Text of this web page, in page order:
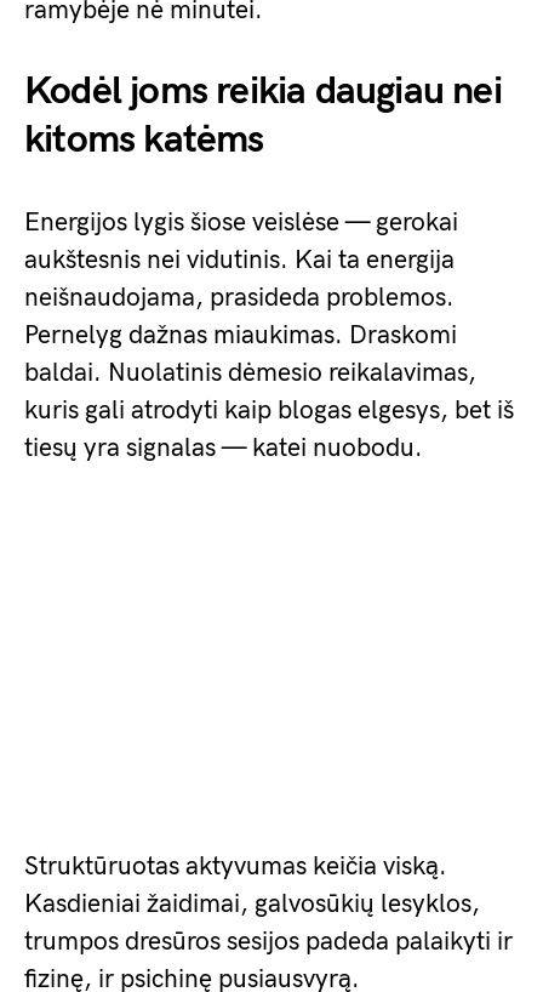
ramybėje nė minutei.
Kodėl joms reikia daugiau nei
kitoms katėms
Energijos lygis šiose veislėse — gerokai
aukštesnis nei vidutinis. Kai ta energija
neišnaudojama, prasideda problemos.
Pernelyg dažnas miaukimas. Draskomi
baldai. Nuolatinis dėmesio reikalavimas,
kuris gali atrodyti kaip blogas elgesys, bet iš
tiesų yra signalas — katei nuobodu.
Struktūruotas aktyvumas keičia viską.
Kasdieniai žaidimai, galvosūkių lesyklos,
trumpos dresūros sesijos padeda palaikyti ir
fizinę, ir psichinę pusiausvyrą.